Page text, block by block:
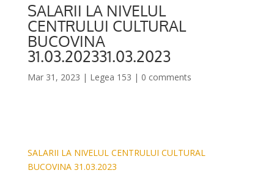
SALARII LA NIVELUL
CENTRULUI CULTURAL
BUCOVINA
31.03.202331.03.2023
Mar 31, 2023 | Legea 153 | 0 comments
SALARII LA NIVELUL CENTRULUI CULTURAL
BUCOVINA 31.03.2023